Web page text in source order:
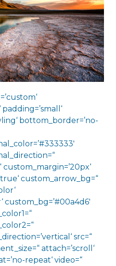
bottom_border=’no-
custom_arrow_bg=“
custom_bg=’#00a4d6′
src=“
attach=’scroll‘
repeat‘ video=“